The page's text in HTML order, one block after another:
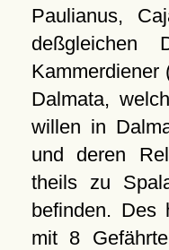
Paulianus,
deßgleichen
Kammerdiener
Dalmata,
willen in
und deren
theils zu
befinden. Des
mit 8